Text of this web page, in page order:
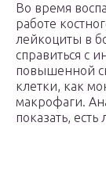
Во время
работе
лейкоциты в
справиться с
повышенной
клетки, как
макрофаги.
показать, есть